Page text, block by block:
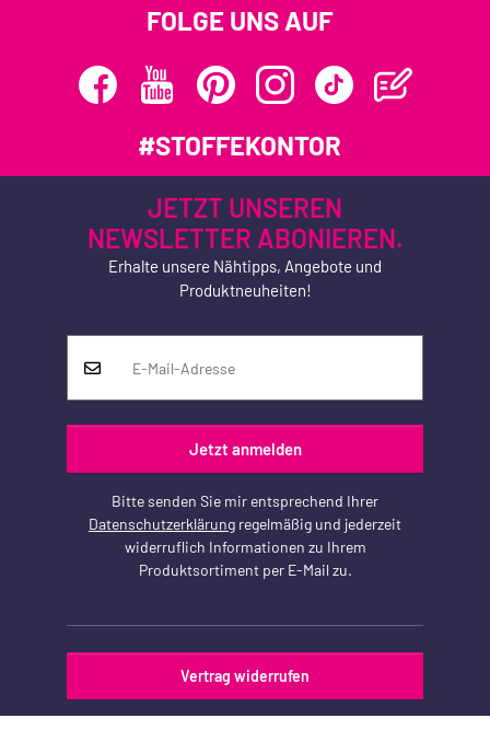
FOLGE UNS AUF
#STOFFEKONTOR
JETZT UNSEREN
NEWSLETTER ABONIEREN.
Erhalte unsere Nähtipps, Angebote und
Produktneuheiten!
Jetzt anmelden
Bitte senden Sie mir entsprechend Ihrer
Datenschutzerklärung regelmäßig und jederzeit
widerruflich Informationen zu Ihrem
Produktsortiment per E-Mail zu.
Vertrag widerrufen